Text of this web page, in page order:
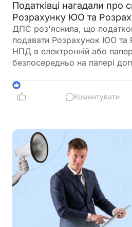
Податківці нагадали про
Розрахунку ЮО та
ДПС роз'яснила, що
подавати Розрахунок ЮО
НПД в електронній або
безпосередньо на папері
Розрахунку не перевищує
1
Коментувати